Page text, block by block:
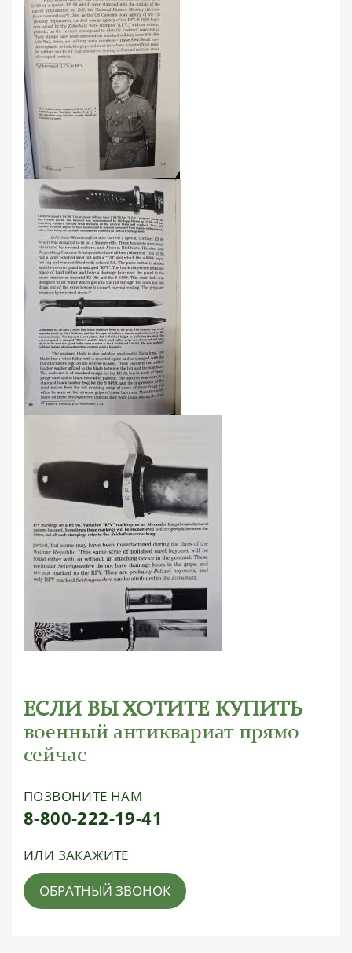
ЕСЛИ ВЫ ХОТИТЕ КУПИТЬ
военный антиквариат прямо
сейчас
ПОЗВОНИТЕ НАМ
8-800-222-19-41
ИЛИ ЗАКАЖИТЕ
ОБРАТНЫЙ ЗВОНОК